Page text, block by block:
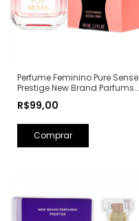
Perfume Feminino Pure Sense
Prestige New Brand Parfums
Olfativa: Pure XS For Her
R$99,00